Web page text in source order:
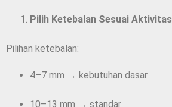
Pilih Ketebalan Sesuai Aktivitas
Pilihan ketebalan:
4–7 mm → kebutuhan dasar
10–13 mm → standar